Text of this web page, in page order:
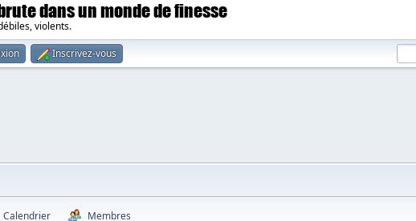
dans un monde de finesse
violents.
Inscrivez-vous
Calendrier Membres